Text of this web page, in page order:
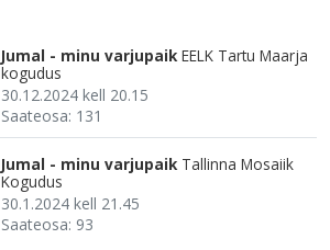
Jumal - minu varjupaik EELK Tartu Maarja
kogudus
30.12.2024 kell 20.15
Saateosa: 131
Jumal - minu varjupaik Tallinna Mosaiik
Kogudus
30.1.2024 kell 21.45
Saateosa: 93